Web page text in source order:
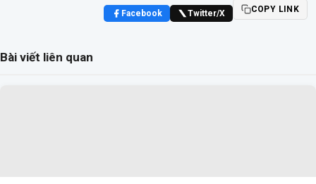
Facebook Twitter/X COPY LINK
Bài viết liên quan